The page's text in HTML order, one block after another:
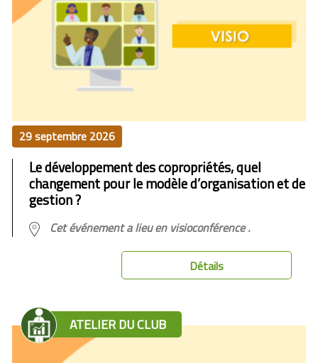
29 septembre 2026
Le développement des copropriétés, quel
changement pour le modèle d’organisation ​et de
gestion ?
Cet événement a lieu en visioconférence .
Détails
ATELIER DU CLUB